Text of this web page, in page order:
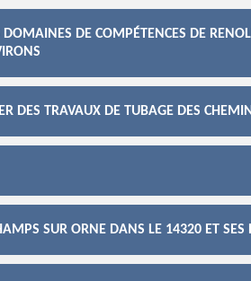
DE COMPÉTENCES DE
DES TRAVAUX DE TUBAGE DES
SUR ORNE DANS LE 14320 ET SES